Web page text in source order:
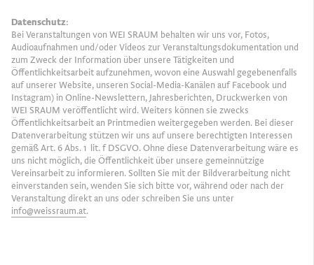
Datenschutz:
Bei Veranstaltungen von WEI SRAUM behalten wir uns vor, Fotos,
Audioaufnahmen und/oder Videos zur Veranstaltungsdokumentation und
zum Zweck der Information über unsere Tätigkeiten und
Öffentlichkeitsarbeit aufzunehmen, wovon eine Auswahl gegebenenfalls
auf unserer Website, unseren Social-Media-Kanälen auf Facebook und
Instagram) in Online-Newslettern, Jahresberichten, Druckwerken von
WEI SRAUM veröffentlicht wird. Weiters können sie zwecks
Öffentlichkeitsarbeit an Printmedien weitergegeben werden. Bei dieser
Datenverarbeitung stützen wir uns auf unsere berechtigten Interessen
gemäß Art. 6 Abs. 1 lit. f DSGVO. Ohne diese Datenverarbeitung wäre es
uns nicht möglich, die Öffentlichkeit über unsere gemeinnützige
Vereinsarbeit zu informieren. Sollten Sie mit der Bildverarbeitung nicht
einverstanden sein, wenden Sie sich bitte vor, während oder nach der
Veranstaltung direkt an uns oder schreiben Sie uns unter
info@weissraum.at.